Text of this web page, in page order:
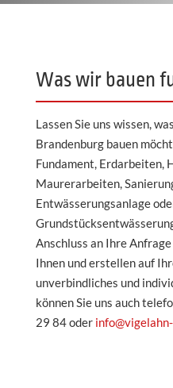
Was wir bauen
Lassen Sie uns wissen,
Brandenburg bauen
Fundament, Erdarbeiten,
Maurerarbeiten,
Entwässerungsanlage
Anschluss an Ihre
Ihnen und erstellen auf
unverbindliches und
können Sie uns auch
29 84 oder